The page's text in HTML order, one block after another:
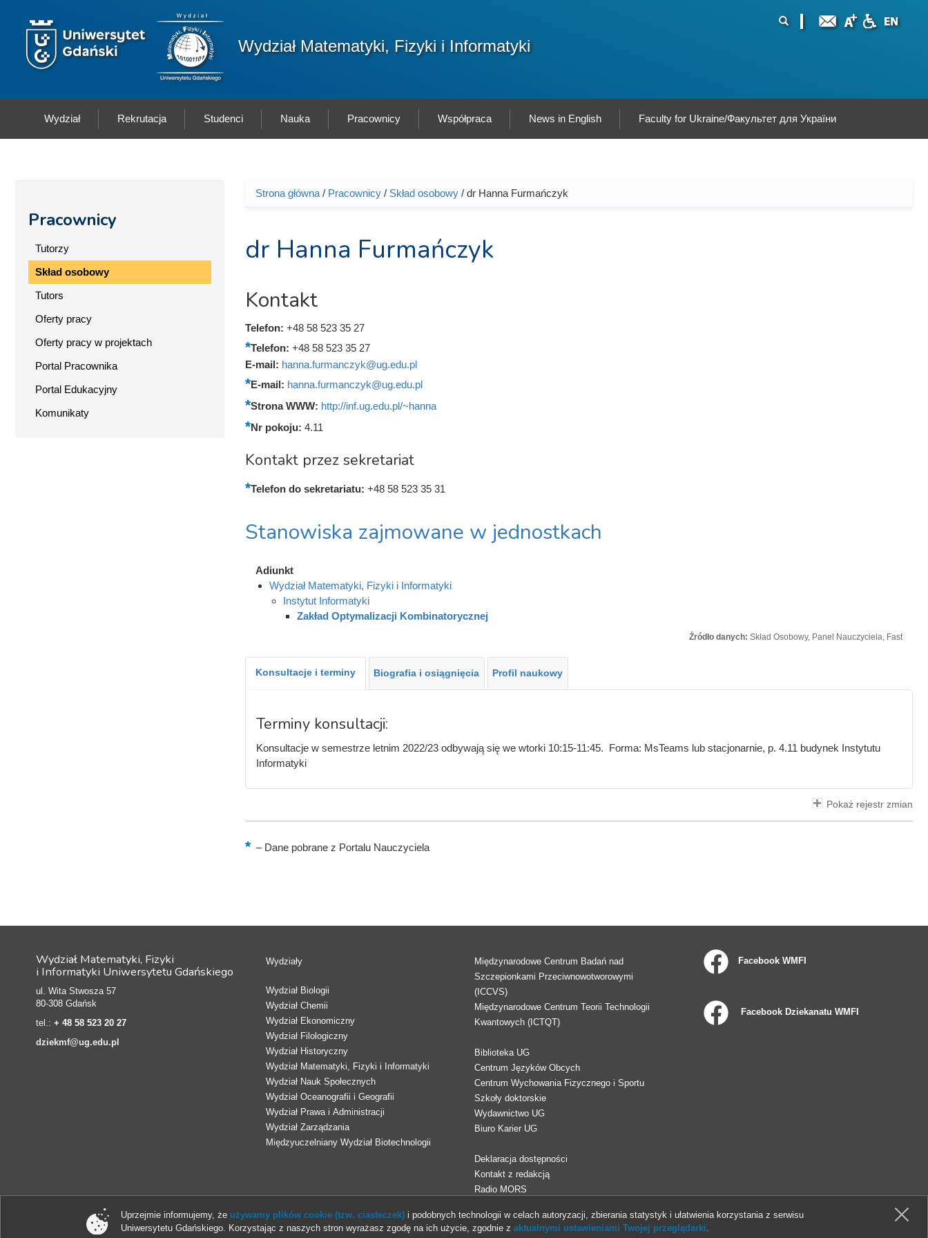
Wydział Matematyki, Fizyki i Informatyki
Wydział Rekrutacja Studenci Nauka Pracownicy Współpraca News in English Faculty for Ukraine/Факультет для України
Pracownicy
Tutorzy
Skład osobowy
Tutors
Oferty pracy
Oferty pracy w projektach
Portal Pracownika
Portal Edukacyjny
Komunikaty
Jesteś tutaj
Strona główna/ Pracownicy/ Skład osobowy/ dr Hanna Furmańczyk
dr Hanna Furmańczyk
Kontakt
Telefon: +48 58 523 35 27
Telefon: +48 58 523 35 27
E-mail: hanna.furmanczyk@ug.edu.pl
E-mail: hanna.furmanczyk@ug.edu.pl
Strona WWW: http://inf.ug.edu.pl/~hanna
Nr pokoju: 4.11
Kontakt przez sekretariat
Telefon do sekretariatu: +48 58 523 35 31
Stanowiska zajmowane w jednostkach
Adiunkt
Wydział Matematyki, Fizyki i Informatyki
Instytut Informatyki
Zakład Optymalizacji Kombinatorycznej
Źródło danych: Skład Osobowy, Panel Nauczyciela, Fast
Konsultacje i terminy Biografia i osiągnięcia Profil naukowy
Terminy konsultacji:
Konsultacje w semestrze letnim 2022/23 odbywają się we wtorki 10:15-11:45. Forma: MsTeams lub stacjonarnie, p. 4.11 budynek Instytutu
Informatyki
Pokaż rejestr zmian
–Dane pobrane z Portalu Nauczyciela
Wydział Matematyki, Fizyki
i Informatyki Uniwersytetu Gdańskiego
ul. Wita Stwosza 57
80-308 Gdańsk
tel.: + 48 58 523 20 27
dziekmf@ug.edu.pl
Wydziały
Wydział Biologii
Wydział Chemii
Wydział Ekonomiczny
Wydział Filologiczny
Wydział Historyczny
Wydział Matematyki, Fizyki i Informatyki
Wydział Nauk Społecznych
Wydział Oceanografii i Geografii
Wydział Prawa i Administracji
Wydział Zarządzania
Międzyuczelniany Wydział Biotechnologii
Międzynarodowe Centrum Badań nad
Szczepionkami Przeciwnowotworowymi
(ICCVS)
Międzynarodowe Centrum Teorii Technologii
Kwantowych (ICTQT)
Biblioteka UG
Centrum Języków Obcych
Centrum Wychowania Fizycznego i Sportu
Szkoły doktorskie
Wydawnictwo UG
Biuro Karier UG
Deklaracja dostępności
Kontakt z redakcją
Radio MORS
Facebook WMFI
Facebook Dziekanatu WMFI
© 2013-2026 Uniwersytet Gdański
Uprzejmie informujemy, że używamy plików cookie (tzw. ciasteczek)i podobnych technologii w celach autoryzacji, zbierania statystyk i ułatwienia korzystania z serwisu
Uniwersytetu Gdańskiego. Korzystając z naszych stron wyrażasz zgodę na ich użycie, zgodnie z aktualnymi ustawieniami Twojej przeglądarki.